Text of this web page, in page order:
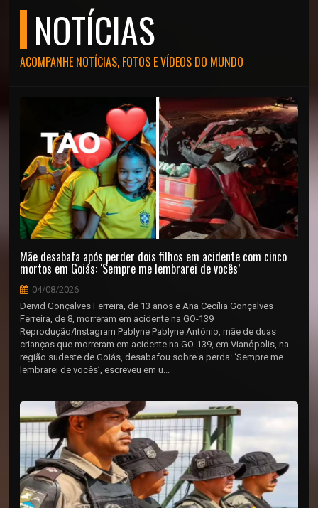
NOTÍCIAS
ACOMPANHE NOTÍCIAS, FOTOS E VÍDEOS DO MUNDO
Mãe desabafa após perder dois filhos em acidente com cinco
mortos em Goiás: ‘Sempre me lembrarei de vocês’
04/08/2026
Deivid Gonçalves Ferreira, de 13 anos e Ana Cecília Gonçalves
Ferreira, de 8, morreram em acidente na GO-139
Reprodução/Instagram Pablyne Pablyne Antônio, mãe de duas
crianças que morreram em acidente na GO-139, em Vianópolis, na
região sudeste de Goiás, desabafou sobre a perda: ‘Sempre me
lembrarei de vocês’, escreveu em u...